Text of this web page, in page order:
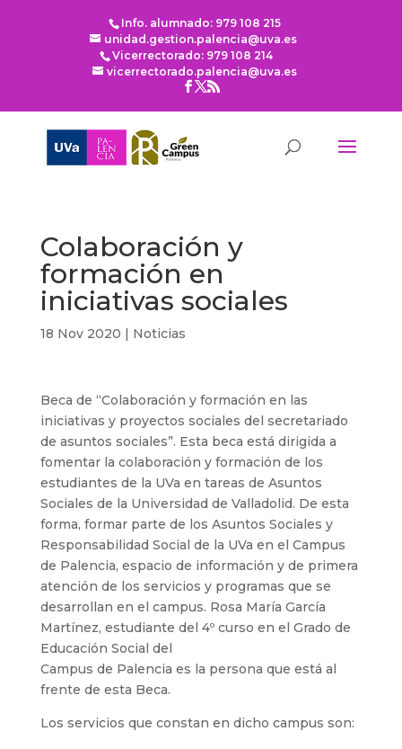
Info. alumnado: 979 108 215
unidad.gestion.palencia@uva.es
Vicerrectorado: 979 108 214
vicerrectorado.palencia@uva.es
Colaboración y
formación en
iniciativas sociales
18 Nov 2020 | Noticias
Beca de “Colaboración y formación en las
iniciativas y proyectos sociales del secretariado
de asuntos sociales”. Esta beca está dirigida a
fomentar la colaboración y formación de los
estudiantes de la UVa en tareas de Asuntos
Sociales de la Universidad de Valladolid. De esta
forma, formar parte de los Asuntos Sociales y
Responsabilidad Social de la UVa en el Campus
de Palencia, espacio de información y de primera
atención de los servicios y programas que se
desarrollan en el campus. Rosa María García
Martínez, estudiante del 4º curso en el Grado de
Educación Social del
Campus de Palencia es la persona que está al
frente de esta Beca.
Los servicios que constan en dicho campus son: